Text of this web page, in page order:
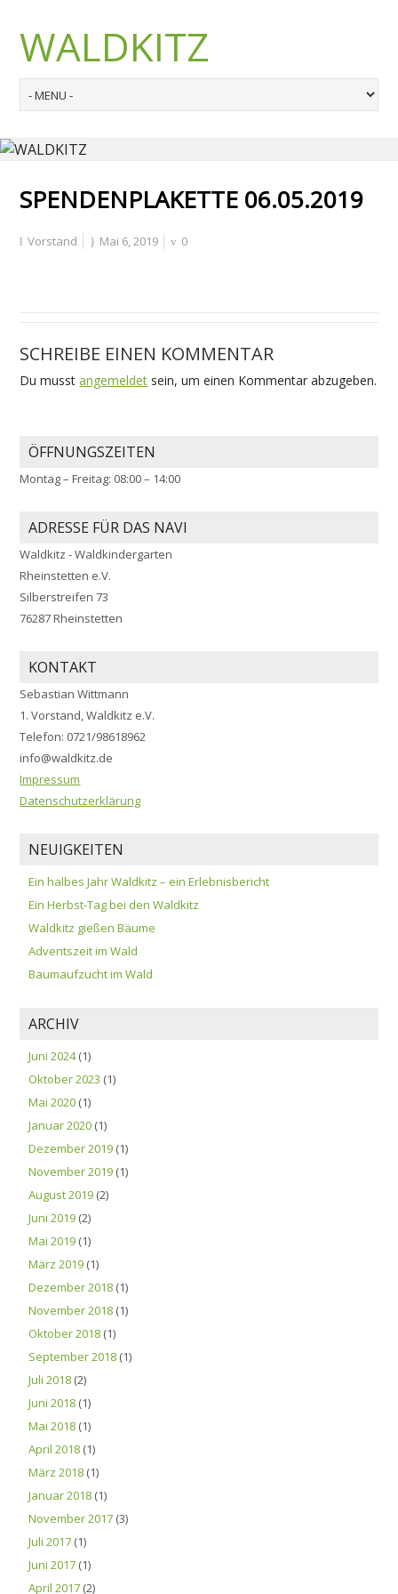
WALDKITZ
SPENDENPLAKETTE 06.05.2019
Vorstand Mai 6, 2019 0
SCHREIBE EINEN KOMMENTAR
Du musstangemeldet sein, um einen Kommentar abzugeben.
ÖFFNUNGSZEITEN
Montag – Freitag: 08:00 – 14:00
ADRESSE FÜR DAS NAVI
Waldkitz - Waldkindergarten
Rheinstetten e.V.
Silberstreifen 73
76287 Rheinstetten
KONTAKT
Sebastian Wittmann
1. Vorstand, Waldkitz e.V.
Telefon: 0721/98618962
info@waldkitz.de
Impressum
Datenschutzerklärung
NEUIGKEITEN
Ein halbes Jahr Waldkitz – ein Erlebnisbericht
Ein Herbst-Tag bei den Waldkitz
Waldkitz gießen Bäume
Adventszeit im Wald
Baumaufzucht im Wald
ARCHIV
Juni 2024(1)
Oktober 2023 (1)
Mai 2020 (1)
Januar 2020 (1)
Dezember 2019 (1)
November 2019 (1)
August 2019 (2)
Juni 2019 (2)
Mai 2019 (1)
März 2019 (1)
Dezember 2018 (1)
November 2018 (1)
Oktober 2018 (1)
September 2018 (1)
Juli 2018 (2)
Juni 2018 (1)
Mai 2018 (1)
April 2018 (1)
März 2018 (1)
Januar 2018 (1)
November 2017 (3)
Juli 2017 (1)
Juni 2017 (1)
April 2017 (2)